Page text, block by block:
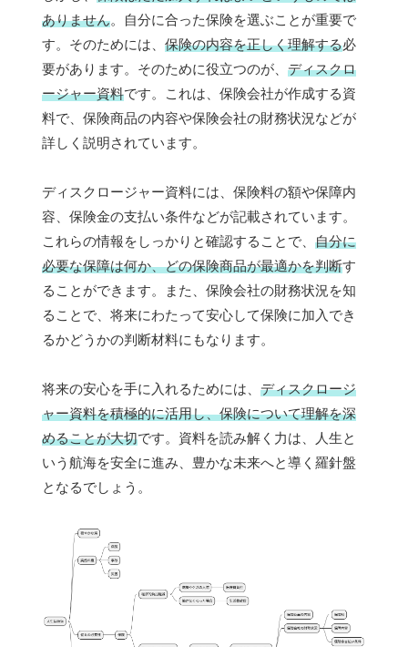
ありません。自分に合った保険を選ぶことが重要で
す。そのためには、 保険の内容を正しく理解する必
要があります。そのために役立つのが、 ディスクロ
ージャー資料です。これは、保険会社が作成する資
料で、保険商品の内容や保険会社の財務状況などが
詳しく説明されています。
ディスクロージャー資料には、保険料の額や保障内
容、保険金の支払い条件などが記載されています。
これらの情報をしっかりと確認することで、 自分に
必要な保障は何か、どの保険商品が最適かを判断す
ることができます。また、保険会社の財務状況を知
ることで、将来にわたって安心して保険に加入でき
るかどうかの判断材料にもなります。
将来の安心を手に入れるためには、 ディスクロージ
ャー資料を積極的に活用し、保険について理解を深
めることが大切です。資料を読み解く力は、人生と
いう航海を安全に進み、豊かな未来へと導く羅針盤
となるでしょう。